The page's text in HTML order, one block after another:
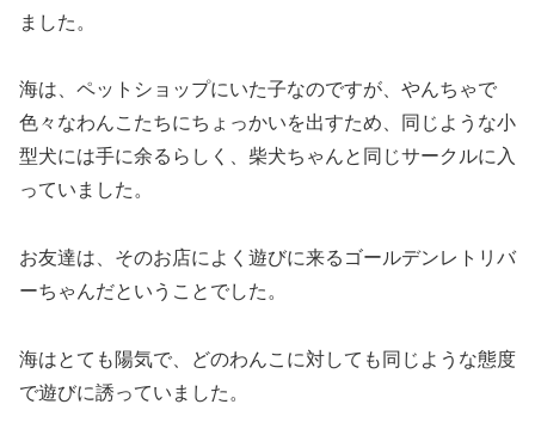
ました。
海は、ペットショップにいた子なのですが、やんちゃで
色々なわんこたちにちょっかいを出すため、同じような小
型犬には手に余るらしく、柴犬ちゃんと同じサークルに入
っていました。
お友達は、そのお店によく遊びに来るゴールデンレトリバ
ーちゃんだということでした。
海はとても陽気で、どのわんこに対しても同じような態度
で遊びに誘っていました。